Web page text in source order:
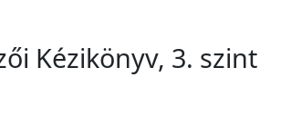
Kézikönyv, 3. szint